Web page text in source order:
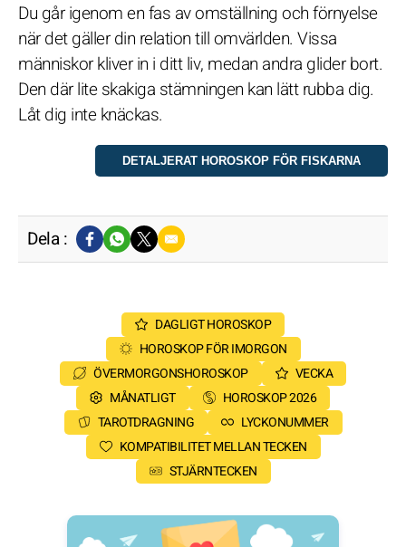
Du går igenom en fas av omställning och förnyelse
när det gäller din relation till omvärlden. Vissa
människor kliver in i ditt liv, medan andra glider bort.
Den där lite skakiga stämningen kan lätt rubba dig.
Låt dig inte knäckas.
Dela :
DAGLIGT HOROSKOP
HOROSKOP FÖR IMORGON
ÖVERMORGONSHOROSKOP
VECKA
MÅNATLIGT
HOROSKOP 2026
TAROTDRAGNING
LYCKONUMMER
KOMPATIBILITET MELLAN TECKEN
STJÄRNTECKEN